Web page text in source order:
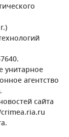
унитарное
агентство
сайта